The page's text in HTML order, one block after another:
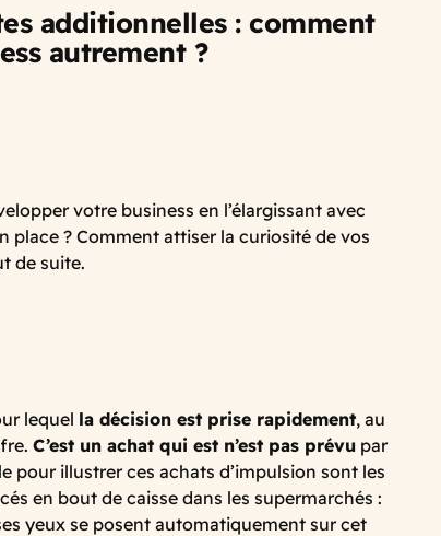
additionnelles : comment
autrement ?
votre business en l’élargissant avec
place ? Comment attiser la curiosité de vos
de suite.
lequel la décision est prise rapidement, au
C’est un achat qui est n’est pas prévupar
pour illustrer ces achats d’impulsion sont les
en bout de caisse dans les supermarchés :
yeux se posent automatiquement sur cet